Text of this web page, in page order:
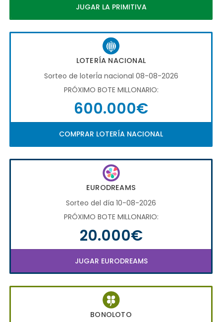
JUGAR LA PRIMITIVA
LOTERÍA NACIONAL
Sorteo de loterÍa nacional 08-08-2026
PRÓXIMO BOTE MILLONARIO:
600.000€
COMPRAR LOTERÍA NACIONAL
EURODREAMS
Sorteo del día 10-08-2026
PRÓXIMO BOTE MILLONARIO:
20.000€
JUGAR EURODREAMS
BONOLOTO